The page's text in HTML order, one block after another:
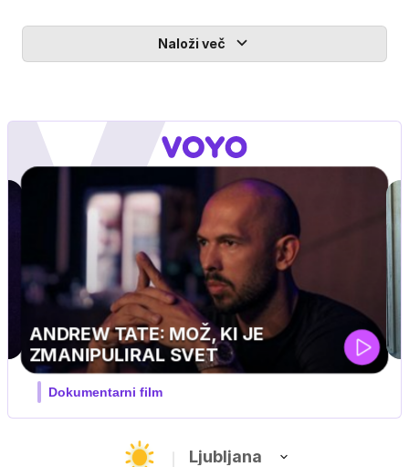
Naloži več
MOJ PRIJATELJ PINGVIN
Film meseca / družinski, pustolovski
Ljubljana